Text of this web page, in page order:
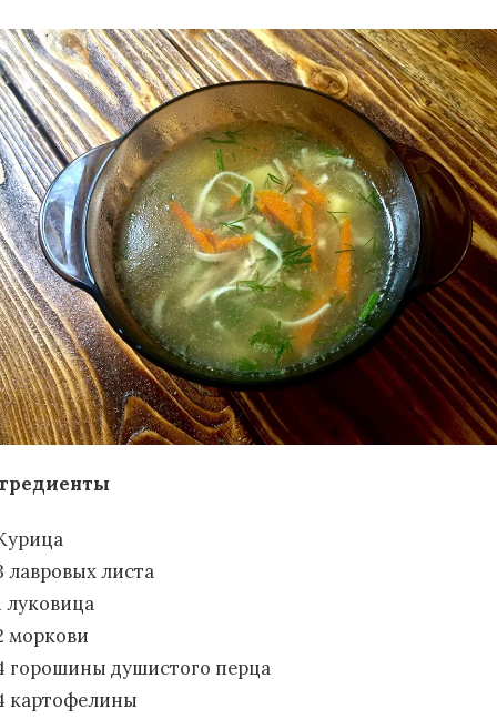
лавровых листа
луковица
моркови
горошины душистого перца
картофелины